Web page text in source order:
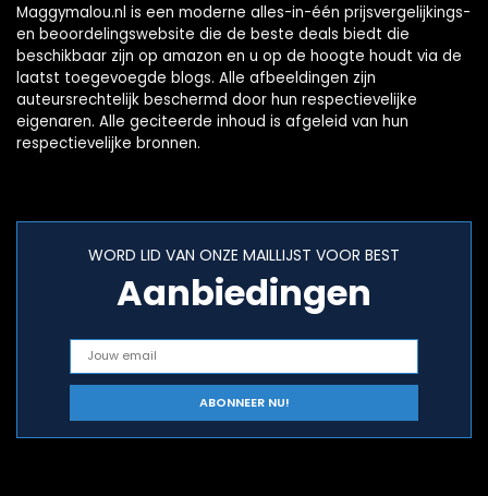
Maggymalou.nl is een moderne alles-in-één prijsvergelijkings-
en beoordelingswebsite die de beste deals biedt die
beschikbaar zijn op amazon en u op de hoogte houdt via de
laatst toegevoegde blogs. Alle afbeeldingen zijn
auteursrechtelijk beschermd door hun respectievelijke
eigenaren. Alle geciteerde inhoud is afgeleid van hun
respectievelijke bronnen.
WORD LID VAN ONZE MAILLIJST VOOR BEST
Aanbiedingen